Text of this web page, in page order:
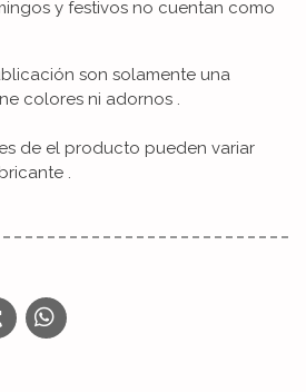
y festivos no cuentan como
son solamente una
colores ni adornos .
de el producto pueden variar
.